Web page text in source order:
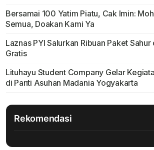
Bersamai 100 Yatim Piatu, Cak Imin:
Semua, Doakan Kami Ya
Laznas PYI Salurkan Ribuan Paket Sahur
Gratis
Lituhayu Student Company Gelar
di Panti Asuhan Madania Yogyakarta
Rekomendasi